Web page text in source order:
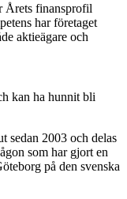
Årets finansprofil
har företaget
aktieägare och
kan ha hunnit bli
sedan 2003 och delas
som har gjort en
på den svenska